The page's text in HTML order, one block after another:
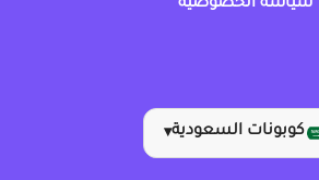
سياسة الخصوصية
كوبونات السعودية▾